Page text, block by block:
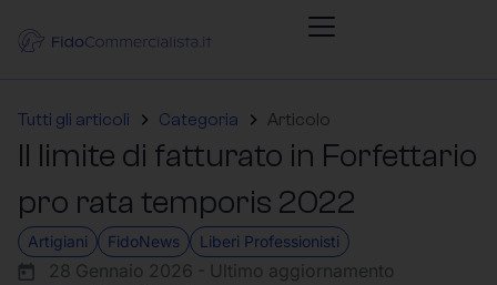
Tutti gli articoli Categoria Articolo
Il limite di fatturato in Forfettario
pro rata temporis 2022
Artigiani FidoNews Liberi Professionisti
28 Gennaio 2026 - Ultimo aggiornamento